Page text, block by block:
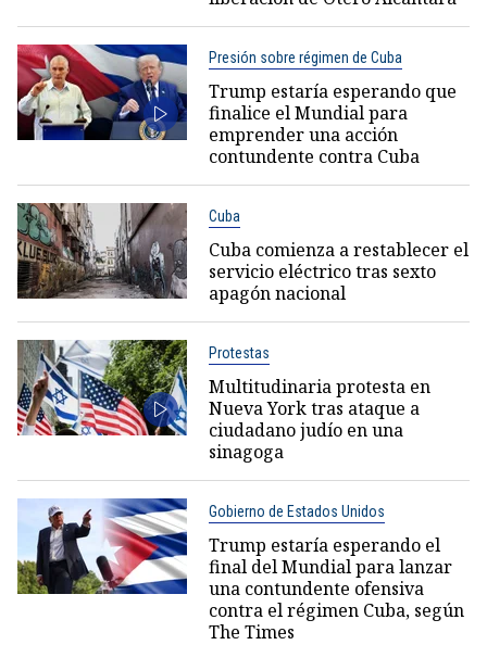
Presión sobre régimen de Cuba
Trump estaría esperando que
finalice el Mundial para
emprender una acción
contundente contra Cuba
Cuba
Cuba comienza a restablecer el
servicio eléctrico tras sexto
apagón nacional
Protestas
Multitudinaria protesta en
Nueva York tras ataque a
ciudadano judío en una
sinagoga
Gobierno de Estados Unidos
Trump estaría esperando el
final del Mundial para lanzar
una contundente ofensiva
contra el régimen Cuba, según
The Times